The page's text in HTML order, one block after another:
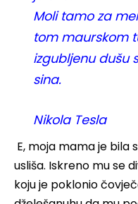
Moli tamo za
tom maurskom
izgubljenu dušu
sina.
Nikola Tesla
E, moja mama je bila
usliša. Iskreno mu se
koju je poklonio